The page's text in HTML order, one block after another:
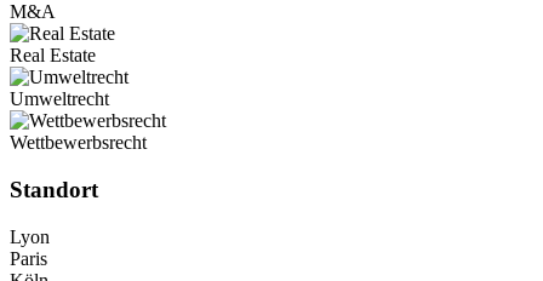
M&A
Real Estate
Umweltrecht
Wettbewerbsrecht
Standort
Lyon
Paris